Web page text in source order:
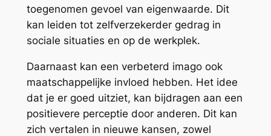
toegenomen gevoel van eigenwaarde. Dit
kan leiden tot zelfverzekerder gedrag in
sociale situaties en op de werkplek.
Daarnaast kan een verbeterd imago ook
maatschappelijke invloed hebben. Het idee
dat je er goed uitziet, kan bijdragen aan een
positievere perceptie door anderen. Dit kan
zich vertalen in nieuwe kansen, zowel